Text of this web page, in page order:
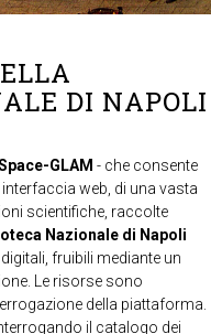
DI NAPOLI
GLAM - che consente
web, di una vasta
scientifiche, raccolte
Nazionale di Napoli
fruibili mediante un
Le risorse sono
della piattaforma.
il catalogo dei